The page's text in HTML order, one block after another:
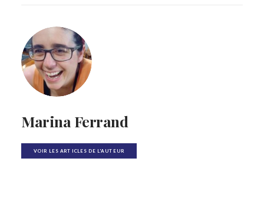
Marina Ferrand
VOIR LES ARTICLES DE L'AUTEUR